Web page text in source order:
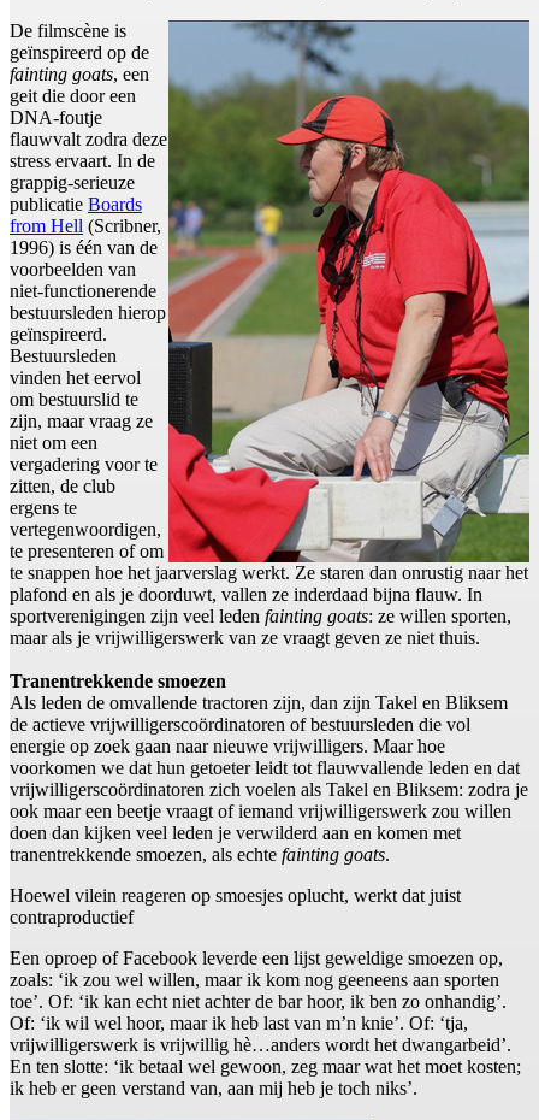
De filmscène is
geïnspireerd op de
fainting goats, een
geit die door een
DNA-foutje
flauwvalt zodra deze
stress ervaart. In de
grappig-serieuze
publicatie Boards
from Hell (Scribner,
1996) is één van de
voorbeelden van
niet-functionerende
bestuursleden hierop
geïnspireerd.
Bestuursleden
vinden het eervol
om bestuurslid te
zijn, maar vraag ze
niet om een
vergadering voor te
zitten, de club
ergens te
vertegenwoordigen,
te presenteren of om
te snappen hoe het jaarverslag werkt. Ze staren dan onrustig naar het
plafond en als je doorduwt, vallen ze inderdaad bijna flauw. In
sportverenigingen zijn veel leden fainting goats: ze willen sporten,
maar als je vrijwilligerswerk van ze vraagt geven ze niet thuis.
Tranentrekkende smoezen
Als leden de omvallende tractoren zijn, dan zijn Takel en Bliksem
de actieve vrijwilligerscoördinatoren of bestuursleden die vol
energie op zoek gaan naar nieuwe vrijwilligers. Maar hoe
voorkomen we dat hun getoeter leidt tot flauwvallende leden en dat
vrijwilligerscoördinatoren zich voelen als Takel en Bliksem: zodra je
ook maar een beetje vraagt of iemand vrijwilligerswerk zou willen
doen dan kijken veel leden je verwilderd aan en komen met
tranentrekkende smoezen, als echte fainting goats.
Hoewel vilein reageren op smoesjes oplucht, werkt dat juist
contraproductief
Een oproep of Facebook leverde een lijst geweldige smoezen op,
zoals: ‘ik zou wel willen, maar ik kom nog geeneens aan sporten
toe’. Of: ‘ik kan echt niet achter de bar hoor, ik ben zo onhandig’.
Of: ‘ik wil wel hoor, maar ik heb last van m’n knie’. Of: ‘tja,
vrijwilligerswerk is vrijwillig hè…anders wordt het dwangarbeid’.
En ten slotte: ‘ik betaal wel gewoon, zeg maar wat het moet kosten;
ik heb er geen verstand van, aan mij heb je toch niks’.